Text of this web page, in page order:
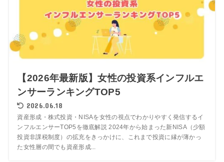
【2026年最新版】女性の投資系インフルエ
ンサーランキングTOP5
2026.06.18
資産形成・株式投資・NISAを女性の視点でわかりやすく発信するイ
ンフルエンサーTOP5を徹底解説 2024年から始まった新NISA（少額
投資非課税制度）の拡充をきっかけに、これまで投資に縁が薄かっ
た女性層の間でも資産形成...